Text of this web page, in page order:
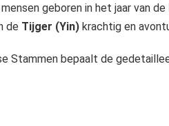
geboren in het jaar van de
de Tijger (Yin)krachtig en
Stammen bepaalt de